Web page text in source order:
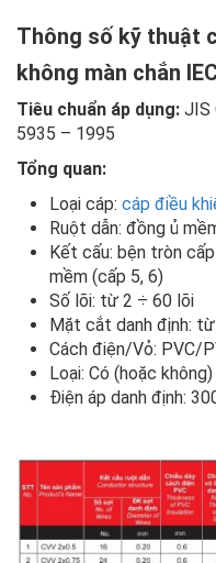
Thông số kỹ thuật
không màn chắn
Tiêu chuẩn áp dụng: JIS
5935 – 1995
Tổng quan:
Loại cáp: cáp điều
Ruột dẫn: đồng ủ
Kết cấu: bện tròn
mềm (cấp 5, 6)
Số lõi: từ 2 ÷ 60 lõi
Mặt cắt danh định:
Cách điện/Vỏ: PVC/
Loại: Có (hoặc
Điện áp danh định: